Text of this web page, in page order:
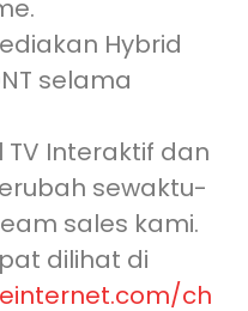
Hybrid
selama
Interaktif dan
sewaktu-
sales kami.
dilihat di
ch